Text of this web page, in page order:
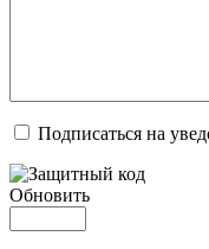
Подписаться на
Обновить